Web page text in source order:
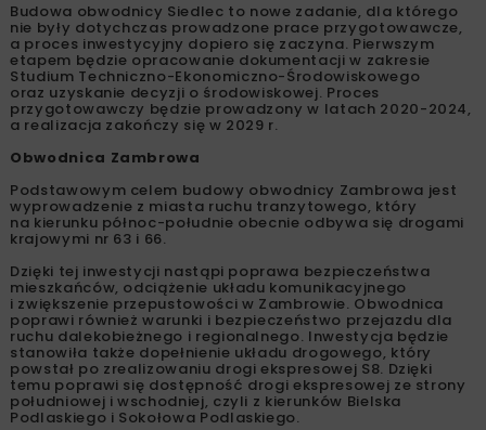
Budowa obwodnicy Siedlec to nowe zadanie, dla którego
nie były dotychczas prowadzone prace przygotowawcze,
a proces inwestycyjny dopiero się zaczyna. Pierwszym
etapem będzie opracowanie dokumentacji w zakresie
Studium Techniczno-Ekonomiczno-Środowiskowego
oraz uzyskanie decyzji o środowiskowej. Proces
przygotowawczy będzie prowadzony w latach 2020-2024,
a realizacja zakończy się w 2029 r.
Obwodnica Zambrowa
Podstawowym celem budowy obwodnicy Zambrowa jest
wyprowadzenie z miasta ruchu tranzytowego, który
na kierunku północ-południe obecnie odbywa się drogami
krajowymi nr 63 i 66.
Dzięki tej inwestycji nastąpi poprawa bezpieczeństwa
mieszkańców, odciążenie układu komunikacyjnego
i zwiększenie przepustowości w Zambrowie. Obwodnica
poprawi również warunki i bezpieczeństwo przejazdu dla
ruchu dalekobieżnego i regionalnego. Inwestycja będzie
stanowiła także dopełnienie układu drogowego, który
powstał po zrealizowaniu drogi ekspresowej S8. Dzięki
temu poprawi się dostępność drogi ekspresowej ze strony
południowej i wschodniej, czyli z kierunków Bielska
Podlaskiego i Sokołowa Podlaskiego.